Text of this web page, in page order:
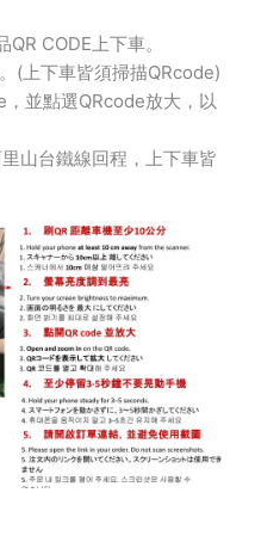
CODE上下車。
。(上下車皆須掃描QRcode)
並點選QRcode放大，以
山台鐵線回程，上下車皆